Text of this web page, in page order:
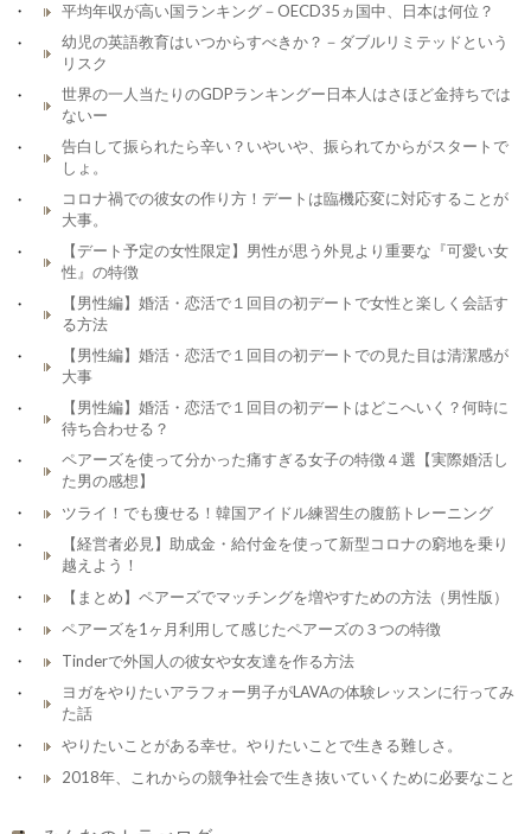
平均年収が高い国ランキング－OECD35ヵ国中、日本は何位？
幼児の英語教育はいつからすべきか？－ダブルリミテッドという
リスク
世界の一人当たりのGDPランキングー日本人はさほど金持ちでは
ないー
告白して振られたら辛い？いやいや、振られてからがスタートで
しょ。
コロナ禍での彼女の作り方！デートは臨機応変に対応することが
大事。
【デート予定の女性限定】男性が思う外見より重要な『可愛い女
性』の特徴
【男性編】婚活・恋活で１回目の初デートで女性と楽しく会話す
る方法
【男性編】婚活・恋活で１回目の初デートでの見た目は清潔感が
大事
【男性編】婚活・恋活で１回目の初デートはどこへいく？何時に
待ち合わせる？
ペアーズを使って分かった痛すぎる女子の特徴４選【実際婚活し
た男の感想】
ツライ！でも痩せる！韓国アイドル練習生の腹筋トレーニング
【経営者必見】助成金・給付金を使って新型コロナの窮地を乗り
越えよう！
【まとめ】ペアーズでマッチングを増やすための方法（男性版）
ペアーズを1ヶ月利用して感じたペアーズの３つの特徴
Tinderで外国人の彼女や女友達を作る方法
ヨガをやりたいアラフォー男子がLAVAの体験レッスンに行ってみ
た話
やりたいことがある幸せ。やりたいことで生きる難しさ。
2018年、これからの競争社会で生き抜いていくために必要なこと